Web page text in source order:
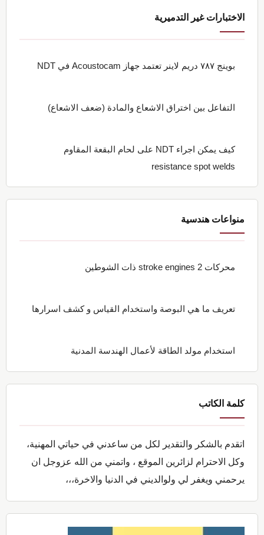
الاختبارات غير التدميرية
بوينج ٧٨٧ دريم لاينر تعتمد جهاز Acoustocam في NDT
التفاعل بين اختراق الاشعاع والمادة (ضعف الاشعاع)
كيف يمكن اجراء NDT على لحام البقعة المقاوم
resistance spot welds
منواعات هندسية
محركات stroke engines 2 ذات الشوطين
تعريف ما هي البوصة واستخدام القياس و كشف اسرارها
استخدام مولد الطاقة لأعمال الهندسة المدنية
كلمة الكاتب
اتقدم بالشكر والتقدير لكل من ساعدني في حياتي المهنية،
وكل الاحترام لزائرين الموقع ، واتمني من الله عزوجل ان
يرحمني ويغفر لي ولوالديني في الدنيا والاخرة،،،